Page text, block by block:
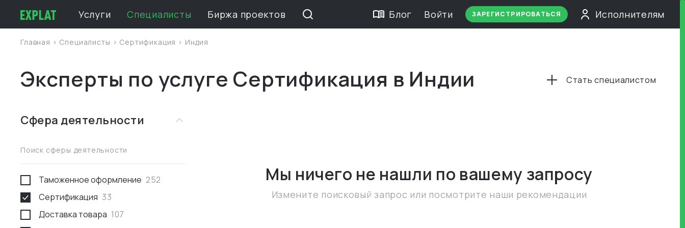
Услуги Специалисты Биржа проектов Блог Войти ЗАРЕГИСТРИРОВАТЬСЯ Исполнителям
Главная > Специалисты > Сертификация > Индия
Эксперты по услуге Сертификация в Индии Стать специалистом
Сфера деятельности
Поиск сферы деятельности
Таможенное оформление 252
Сертификация 33
Доставка товара 107
Мы ничего не нашли по вашему запросу
Измените поисковый запрос или посмотрите наши рекомендации